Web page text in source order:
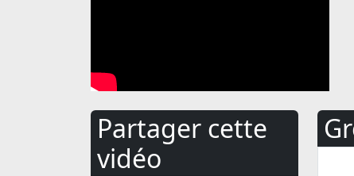
Partager cette
vidéo